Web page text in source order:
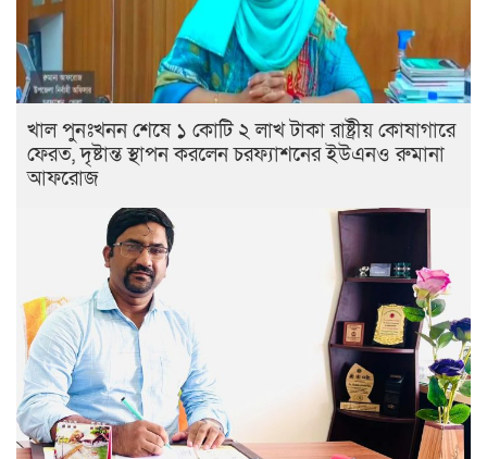
খাল পুনঃখনন শেষে ১ কোটি ২ লাখ টাকা রাষ্ট্রীয় কোষাগারে
ফেরত, দৃষ্টান্ত স্থাপন করলেন চরফ্যাশনের ইউএনও রুমানা
আফরোজ